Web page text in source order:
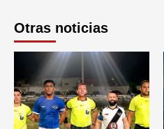
Otras noticias